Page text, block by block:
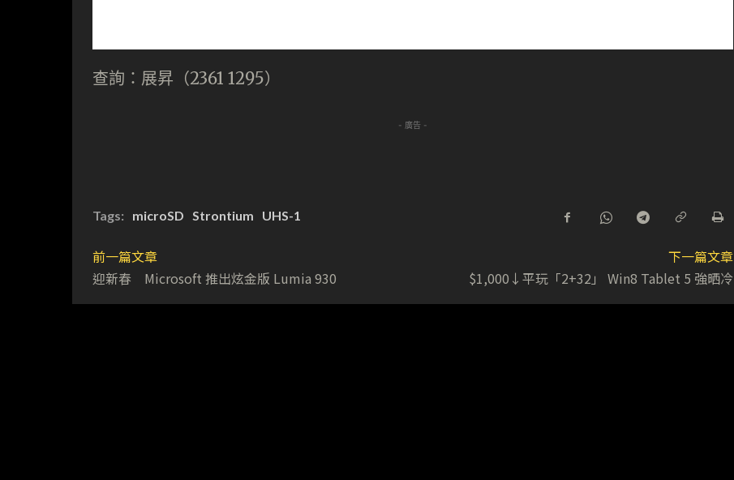
查詢：展昇（2361 1295）
- 廣告 -
Tags: microSD Strontium UHS-1
前一篇文章
迎新春 Microsoft 推出炫金版 Lumia 930
下一篇文章
$1,000↓平玩「2+32」 Win8 Tablet 5 強晒冷